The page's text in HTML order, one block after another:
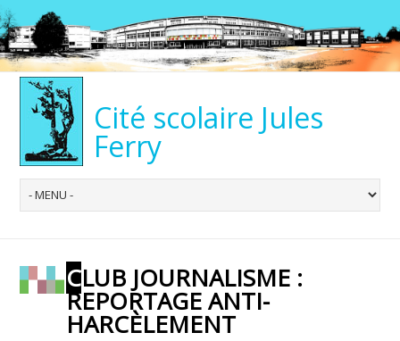
Cité scolaire Jules
Ferry
CLUB JOURNALISME :
REPORTAGE ANTI-
HARCÈLEMENT